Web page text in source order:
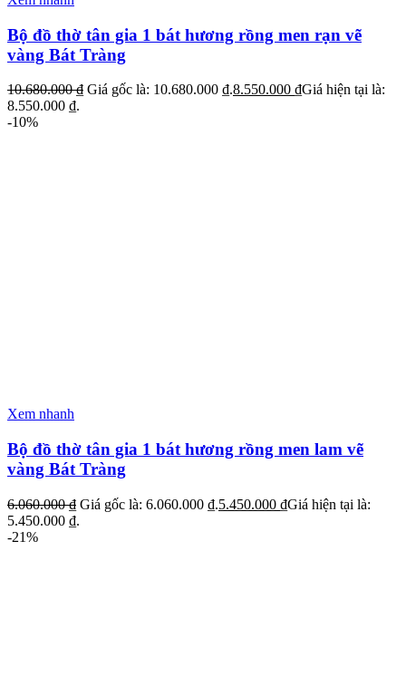
Bộ đồ thờ tân gia 1 bát hương rồng men rạn vẽ
vàng Bát Tràng
10.680.000₫ Giá gốc là: 10.680.000 ₫.8.550.000 ₫Giá hiện tại là:
8.550.000 ₫.
-10%
Xem nhanh
Bộ đồ thờ tân gia 1 bát hương rồng men lam vẽ
vàng Bát Tràng
6.060.000₫ Giá gốc là: 6.060.000 ₫.5.450.000 ₫Giá hiện tại là:
5.450.000 ₫.
-21%